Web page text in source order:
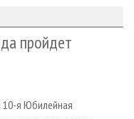
пройдет
10-я Юбилейная